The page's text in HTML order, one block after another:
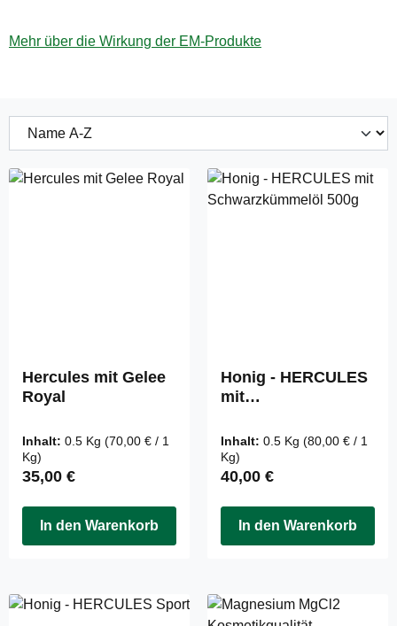
Mehr über die Wirkung der EM-Produkte
Hercules mit Gelee
Royal
Inhalt: 0.5 Kg (70,00 € / 1
Kg)
Regulärer Preis:
35,00 €
In den Warenkorb
Honig - HERCULES
mit
500g
Inhalt: 0.5 Kg (80,00 € / 1
Kg)
Regulärer Preis:
40,00 €
In den Warenkorb